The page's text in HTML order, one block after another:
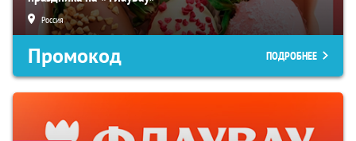
Россия
Промокод ПОДРОБНЕЕ